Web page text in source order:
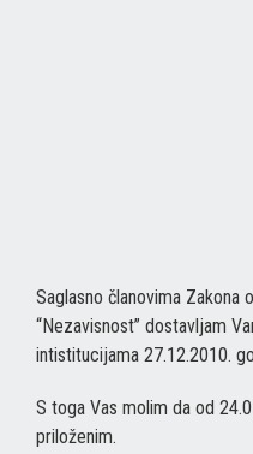
Saglasno članovima
“Nezavisnost” dostavljam
intistitucijama 27.12.2010.
S toga Vas molim da od
priloženim.